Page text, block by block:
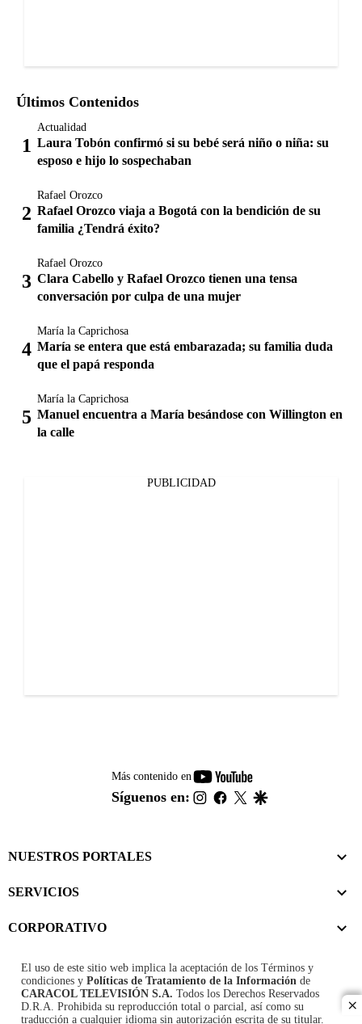
Últimos Contenidos
Actualidad
Laura Tobón confirmó si su bebé será niño o niña: su
esposo e hijo lo sospechaban
Rafael Orozco
Rafael Orozco viaja a Bogotá con la bendición de su
familia ¿Tendrá éxito?
Rafael Orozco
Clara Cabello y Rafael Orozco tienen una tensa
conversación por culpa de una mujer
María la Caprichosa
María se entera que está embarazada; su familia duda
que el papá responda
María la Caprichosa
Manuel encuentra a María besándose con Willington en
la calle
PUBLICIDAD
Más contenido en
youtube-
footer
Síguenos en: instagram
facebook
twitter
NUESTROS PORTALES
SERVICIOS
CORPORATIVO
El uso de este sitio web implica la aceptación de los Términos y
condiciones y Políticas de Tratamiento de la Información de
CARACOL TELEVISIÓN S.A. Todos los Derechos Reservados
D.R.A. Prohibida su reproducción total o parcial, así como su
traducción a cualquier idioma sin autorización escrita de su titular.